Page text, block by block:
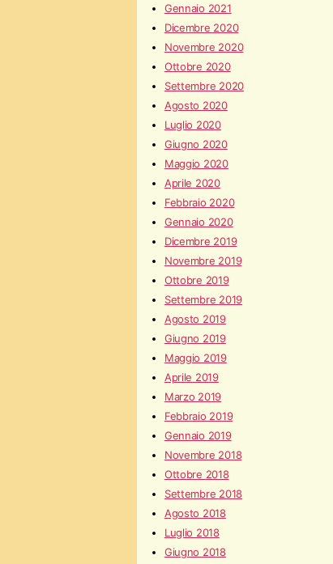
Gennaio 2021
Dicembre 2020
Novembre 2020
Ottobre 2020
Settembre 2020
Agosto 2020
Luglio 2020
Giugno 2020
Maggio 2020
Aprile 2020
Febbraio 2020
Gennaio 2020
Dicembre 2019
Novembre 2019
Ottobre 2019
Settembre 2019
Agosto 2019
Giugno 2019
Maggio 2019
Aprile 2019
Marzo 2019
Febbraio 2019
Gennaio 2019
Novembre 2018
Ottobre 2018
Settembre 2018
Agosto 2018
Luglio 2018
Giugno 2018